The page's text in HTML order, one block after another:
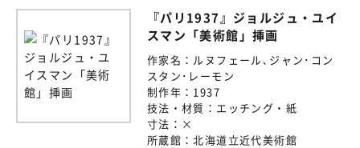
『パリ1937』ジョルジュ・ユイ
スマン「美術館」挿画
作家名： ルヌフェール､ジャン･コン
スタン･レーモン
制作年： 1937
技法・材質： エッチング・紙
寸法： ×
所蔵館：北海道立近代美術館